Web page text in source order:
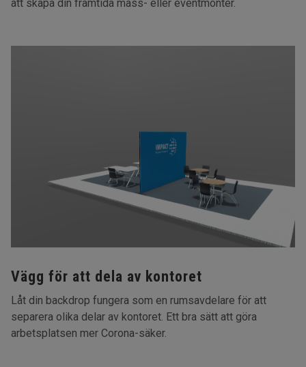
att skapa din framtida mäss- eller eventmonter.
Vägg för att dela av kontoret
Låt din backdrop fungera som en rumsavdelare för att
separera olika delar av kontoret. Ett bra sätt att göra
arbetsplatsen mer Corona-säker.